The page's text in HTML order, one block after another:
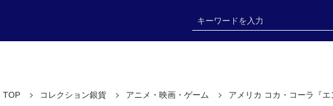
TOP コレクション銀貨 アニメ・映画・ゲーム アメリカ コカ・コーラ『エ